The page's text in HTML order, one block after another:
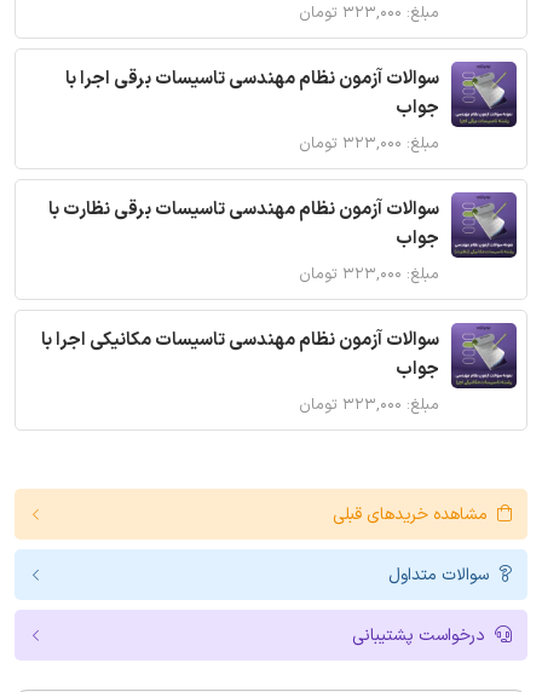
مبلغ: ۳۲۳,۰۰۰ تومان
سوالات آزمون نظام مهندسی تاسیسات برقی اجرا با
جواب
مبلغ: ۳۲۳,۰۰۰ تومان
سوالات آزمون نظام مهندسی تاسیسات برقی نظارت با
جواب
مبلغ: ۳۲۳,۰۰۰ تومان
سوالات آزمون نظام مهندسی تاسیسات مکانیکی اجرا با
جواب
مبلغ: ۳۲۳,۰۰۰ تومان
مشاهده خریدهای قبلی
سوالات متداول
درخواست پشتیبانی